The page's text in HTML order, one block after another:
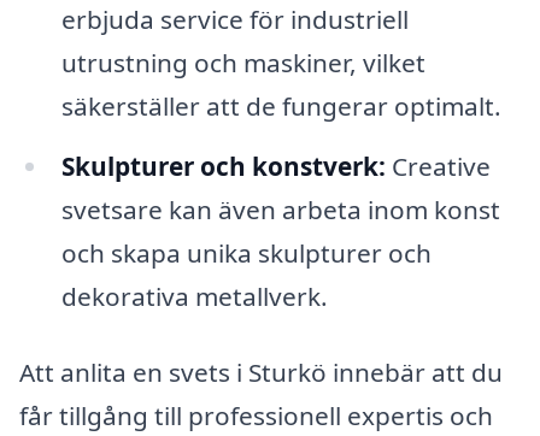
erbjuda service för industriell
utrustning och maskiner, vilket
säkerställer att de fungerar optimalt.
Skulpturer och konstverk: Creative
svetsare kan även arbeta inom konst
och skapa unika skulpturer och
dekorativa metallverk.
Att anlita en svets i Sturkö innebär att du
får tillgång till professionell expertis och